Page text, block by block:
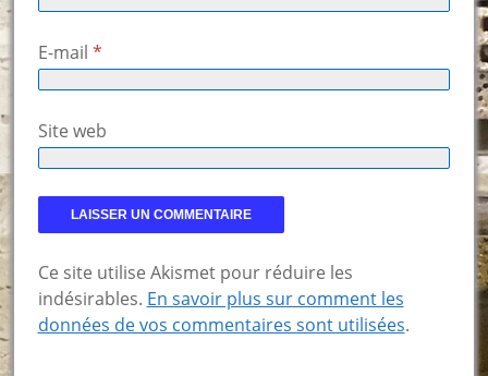
E-mail *
Site web
Ce site utilise Akismet pour réduire les
indésirables. En savoir plus sur comment les
données de vos commentaires sont utilisées.